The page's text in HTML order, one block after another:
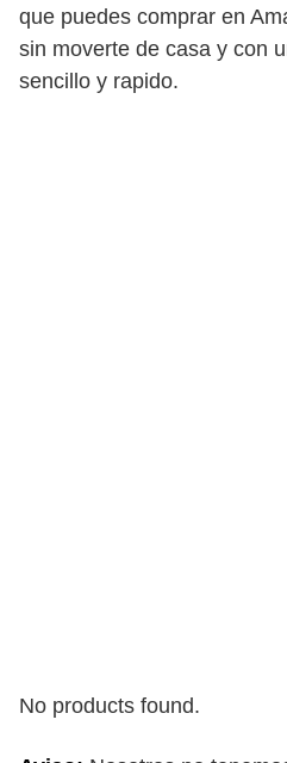
que puedes comprar en
sin moverte de casa y con
sencillo y rapido.
No products found.